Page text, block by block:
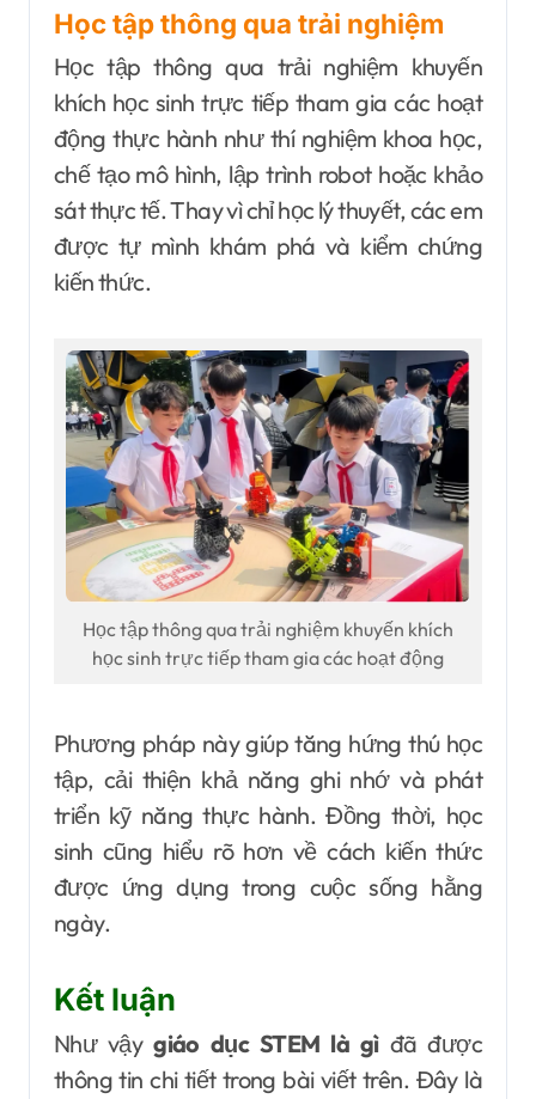
Học tập thông qua trải nghiệm
Học tập thông qua trải nghiệm khuyến
khích học sinh trực tiếp tham gia các hoạt
động thực hành như thí nghiệm khoa học,
chế tạo mô hình, lập trình robot hoặc khảo
sát thực tế. Thay vì chỉ học lý thuyết, các em
được tự mình khám phá và kiểm chứng
kiến thức.
Học tập thông qua trải nghiệm khuyến khích
học sinh trực tiếp tham gia các hoạt động
Phương pháp này giúp tăng hứng thú học
tập, cải thiện khả năng ghi nhớ và phát
triển kỹ năng thực hành. Đồng thời, học
sinh cũng hiểu rõ hơn về cách kiến thức
được ứng dụng trong cuộc sống hằng
ngày.
Kết luận
Như vậygiáo dục STEM là gìđã được
thông tin chi tiết trong bài viết trên. Đây là